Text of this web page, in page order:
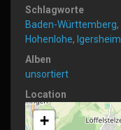
Schlagworte
Baden-Württemberg,
Hohenlohe, Igersheim
Alben
unsortiert
Location
+